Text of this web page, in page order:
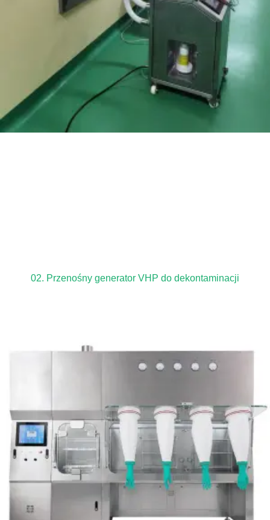
02. Przenośny generator VHP do dekontaminacji